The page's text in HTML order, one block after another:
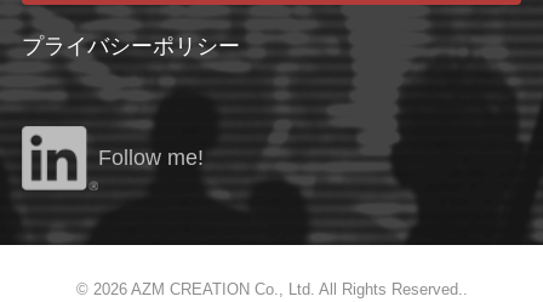
プライバシーポリシー
Follow me!
© 2026 AZM CREATION Co., Ltd. All Rights Reserved..